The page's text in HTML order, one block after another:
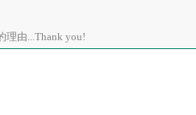
理由...Thank you!